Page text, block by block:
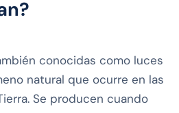
conocidas como luces
natural que ocurre en las
Se producen cuando